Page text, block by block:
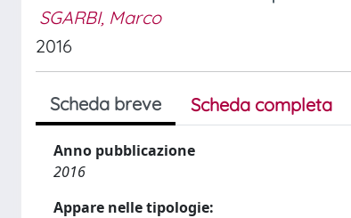
SGARBI, Marco
2016
Scheda breve Scheda completa
Anno pubblicazione
2016
Appare nelle tipologie: